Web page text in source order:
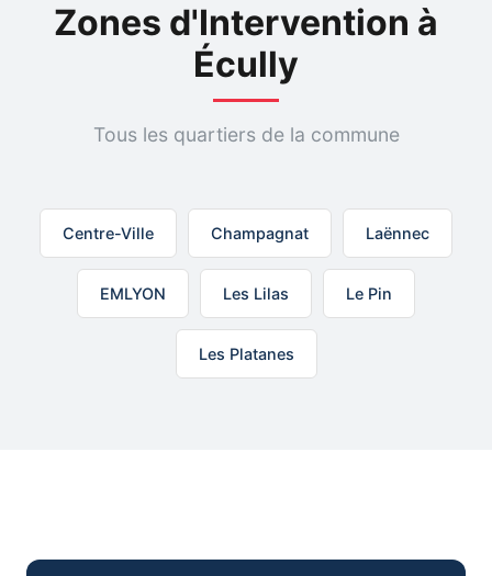
Zones d'Intervention à
Écully
Tous les quartiers de la commune
Centre-Ville Champagnat Laënnec
EMLYON Les Lilas Le Pin
Les Platanes